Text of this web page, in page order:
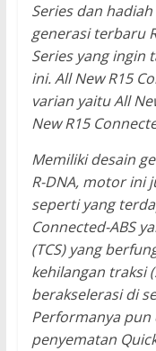
Series dan
generasi terbaru
Series yang ingin
ini. All New R15
varian yaitu All
New R15
Memiliki desain
R-DNA, motor ini
seperti yang
Connected-ABS
(TCS) yang
kehilangan traksi
berakselerasi di
Performanya
penyematan